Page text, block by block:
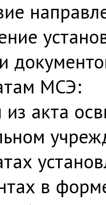
МСЭ:
акта
в